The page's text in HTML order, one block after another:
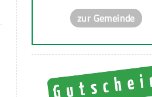
zur Gemeinde